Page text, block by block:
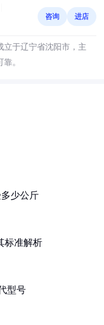
咨询 进店
立于辽宁省沈阳市，主
。
少公斤
标准解析
型号